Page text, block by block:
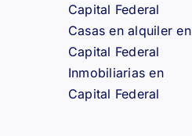
Capital Federal
Casas en alquiler en
Capital Federal
Inmobiliarias en
Capital Federal